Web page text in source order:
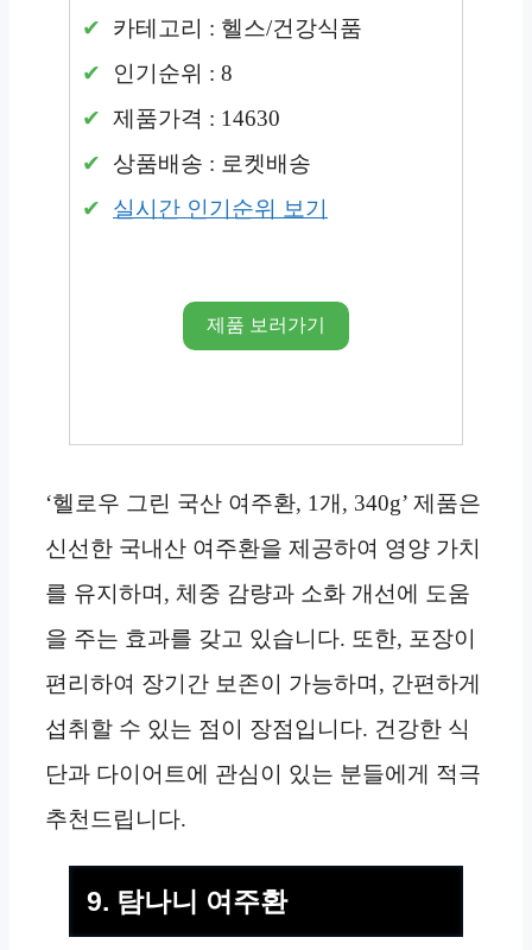
카테고리 : 헬스/건강식품
인기순위 : 8
제품가격 : 14630
상품배송 : 로켓배송
실시간 인기순위 보기
제품 보러가기
‘헬로우 그린 국산 여주환, 1개, 340g’ 제품은
신선한 국내산 여주환을 제공하여 영양 가치
를 유지하며, 체중 감량과 소화 개선에 도움
을 주는 효과를 갖고 있습니다. 또한, 포장이
편리하여 장기간 보존이 가능하며, 간편하게
섭취할 수 있는 점이 장점입니다. 건강한 식
단과 다이어트에 관심이 있는 분들에게 적극
추천드립니다.
9. 탐나니 여주환